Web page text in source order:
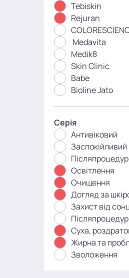
Tebiskin
Rejuran
Medavita
Medik8
Skin Clinic
Babe
Bioline Jato
Серія
Антивіковий
Освітлення
Очищення
Догляд за
Захист від
Суха,
Жирна та
Зволоження